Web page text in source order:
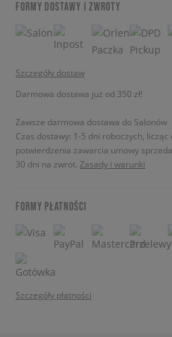
FORMY DOSTAWY I ZWROTY
Szczegóły dostaw
Darmowa dostawa już od 350 zł!
Zawsze darmowa dostawa do Salonów
Czas dostawy: 1-5 dni roboczych,
potwierdzenia zawarcia umowy
30 dni na zwrot. Zasady i warunki
FORMY PŁATNOŚCI
Szczegóły płatności